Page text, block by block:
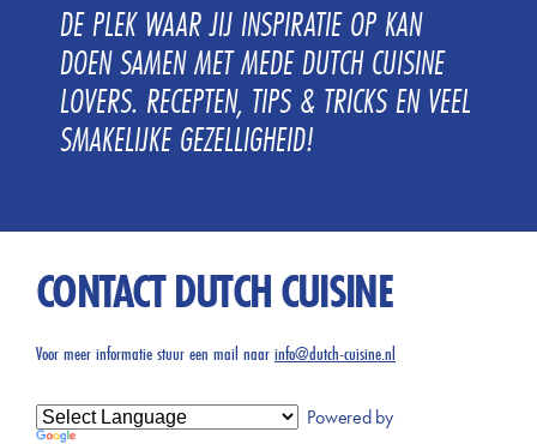
DE PLEK WAAR JIJ INSPIRATIE OP KAN
DOEN SAMEN MET MEDE DUTCH CUISINE
LOVERS. RECEPTEN, TIPS & TRICKS EN VEEL
SMAKELIJKE GEZELLIGHEID!
CONTACT DUTCH CUISINE
Voor meer informatie stuur een mail naarinfo@dutch-cuisine.nl
Powered by